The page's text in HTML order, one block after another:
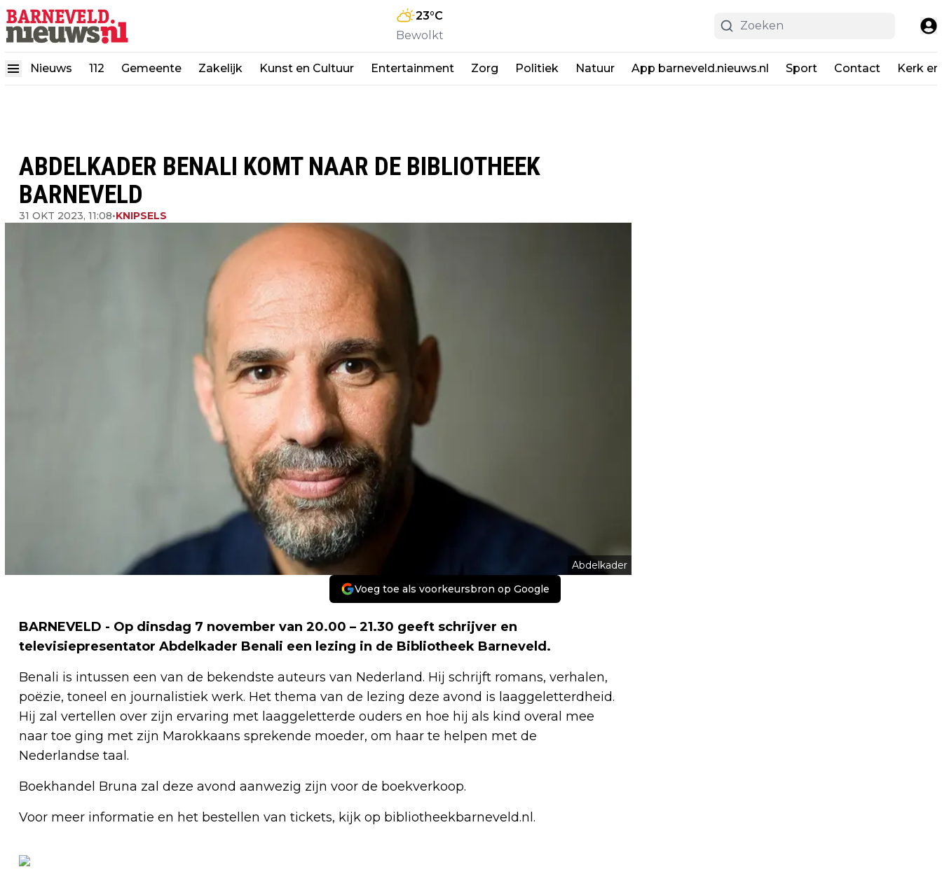
23°C
Bewolkt
Nieuws 112 Gemeente Zakelijk Kunst en Cultuur Entertainment Zorg Politiek Natuur App barneveld.nieuws.nl Sport Contact Kerk
ABDELKADER BENALI KOMT NAAR DE BIBLIOTHEEK
BARNEVELD
31 OKT 2023, 11:08•KNIPSELS
Abdelkader
Voeg toe als voorkeursbron op Google
BARNEVELD - Op dinsdag 7 november van 20.00 – 21.30 geeft schrijver en
televisiepresentator Abdelkader Benali een lezing in de Bibliotheek Barneveld.
Benali is intussen een van de bekendste auteurs van Nederland. Hij schrijft romans, verhalen,
poëzie, toneel en journalistiek werk. Het thema van de lezing deze avond is laaggeletterdheid.
Hij zal vertellen over zijn ervaring met laaggeletterde ouders en hoe hij als kind overal mee
naar toe ging met zijn Marokkaans sprekende moeder, om haar te helpen met de
Nederlandse taal.
Boekhandel Bruna zal deze avond aanwezig zijn voor de boekverkoop.
Voor meer informatie en het bestellen van tickets, kijk op bibliotheekbarneveld.nl.